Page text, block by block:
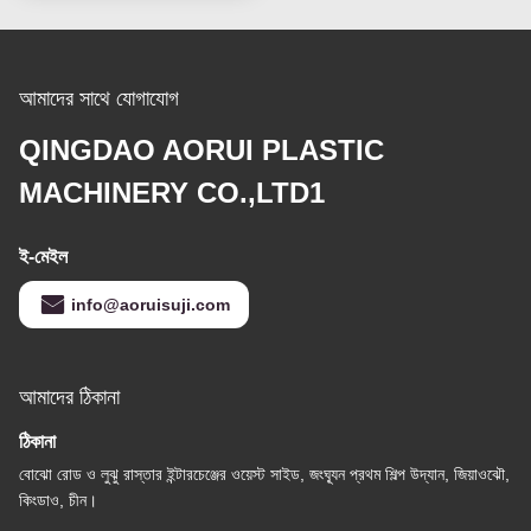
আমাদের সাথে যোগাযোগ
QINGDAO AORUI PLASTIC
MACHINERY CO.,LTD1
ই-মেইল
info@aoruisuji.com
আমাদের ঠিকানা
ঠিকানা
বোঝো রোড ও লুঝু রাস্তার ইন্টারচেঞ্জের ওয়েস্ট সাইড, জংঘ্যূন প্রথম শিল্প উদ্যান, জিয়াওঝৌ,
কিংডাও, চীন।